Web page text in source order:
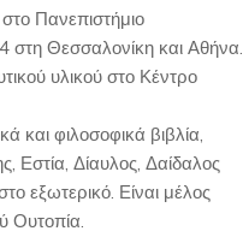
Πανεπιστήμιο
στη Θεσσαλονίκη και Αθήνα.
υλικού στο Κέντρο
και φιλοσοφικά βιβλία,
Εστία, Δίαυλος, Δαίδαλος
εξωτερικό. Είναι μέλος
Ουτοπία.